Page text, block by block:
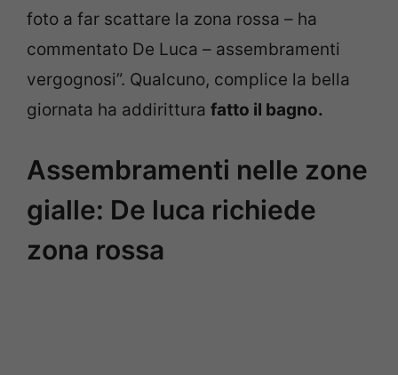
foto a far scattare la zona rossa – ha
commentato De Luca – assembramenti
vergognosi”. Qualcuno, complice la bella
giornata ha addirittura fatto il bagno.
Assembramenti nelle zone
gialle: De luca richiede
zona rossa